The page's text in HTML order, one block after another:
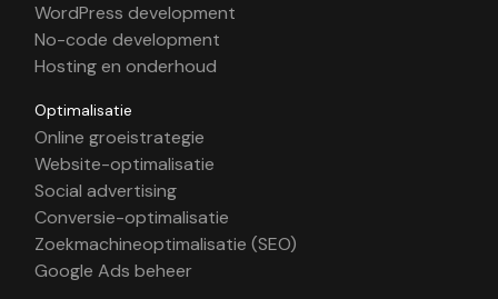
WordPress development
No-code development
Hosting en onderhoud
Optimalisatie
Online groeistrategie
Website-optimalisatie
Social advertising
Conversie-optimalisatie
Zoekmachineoptimalisatie (SEO)
Google Ads beheer